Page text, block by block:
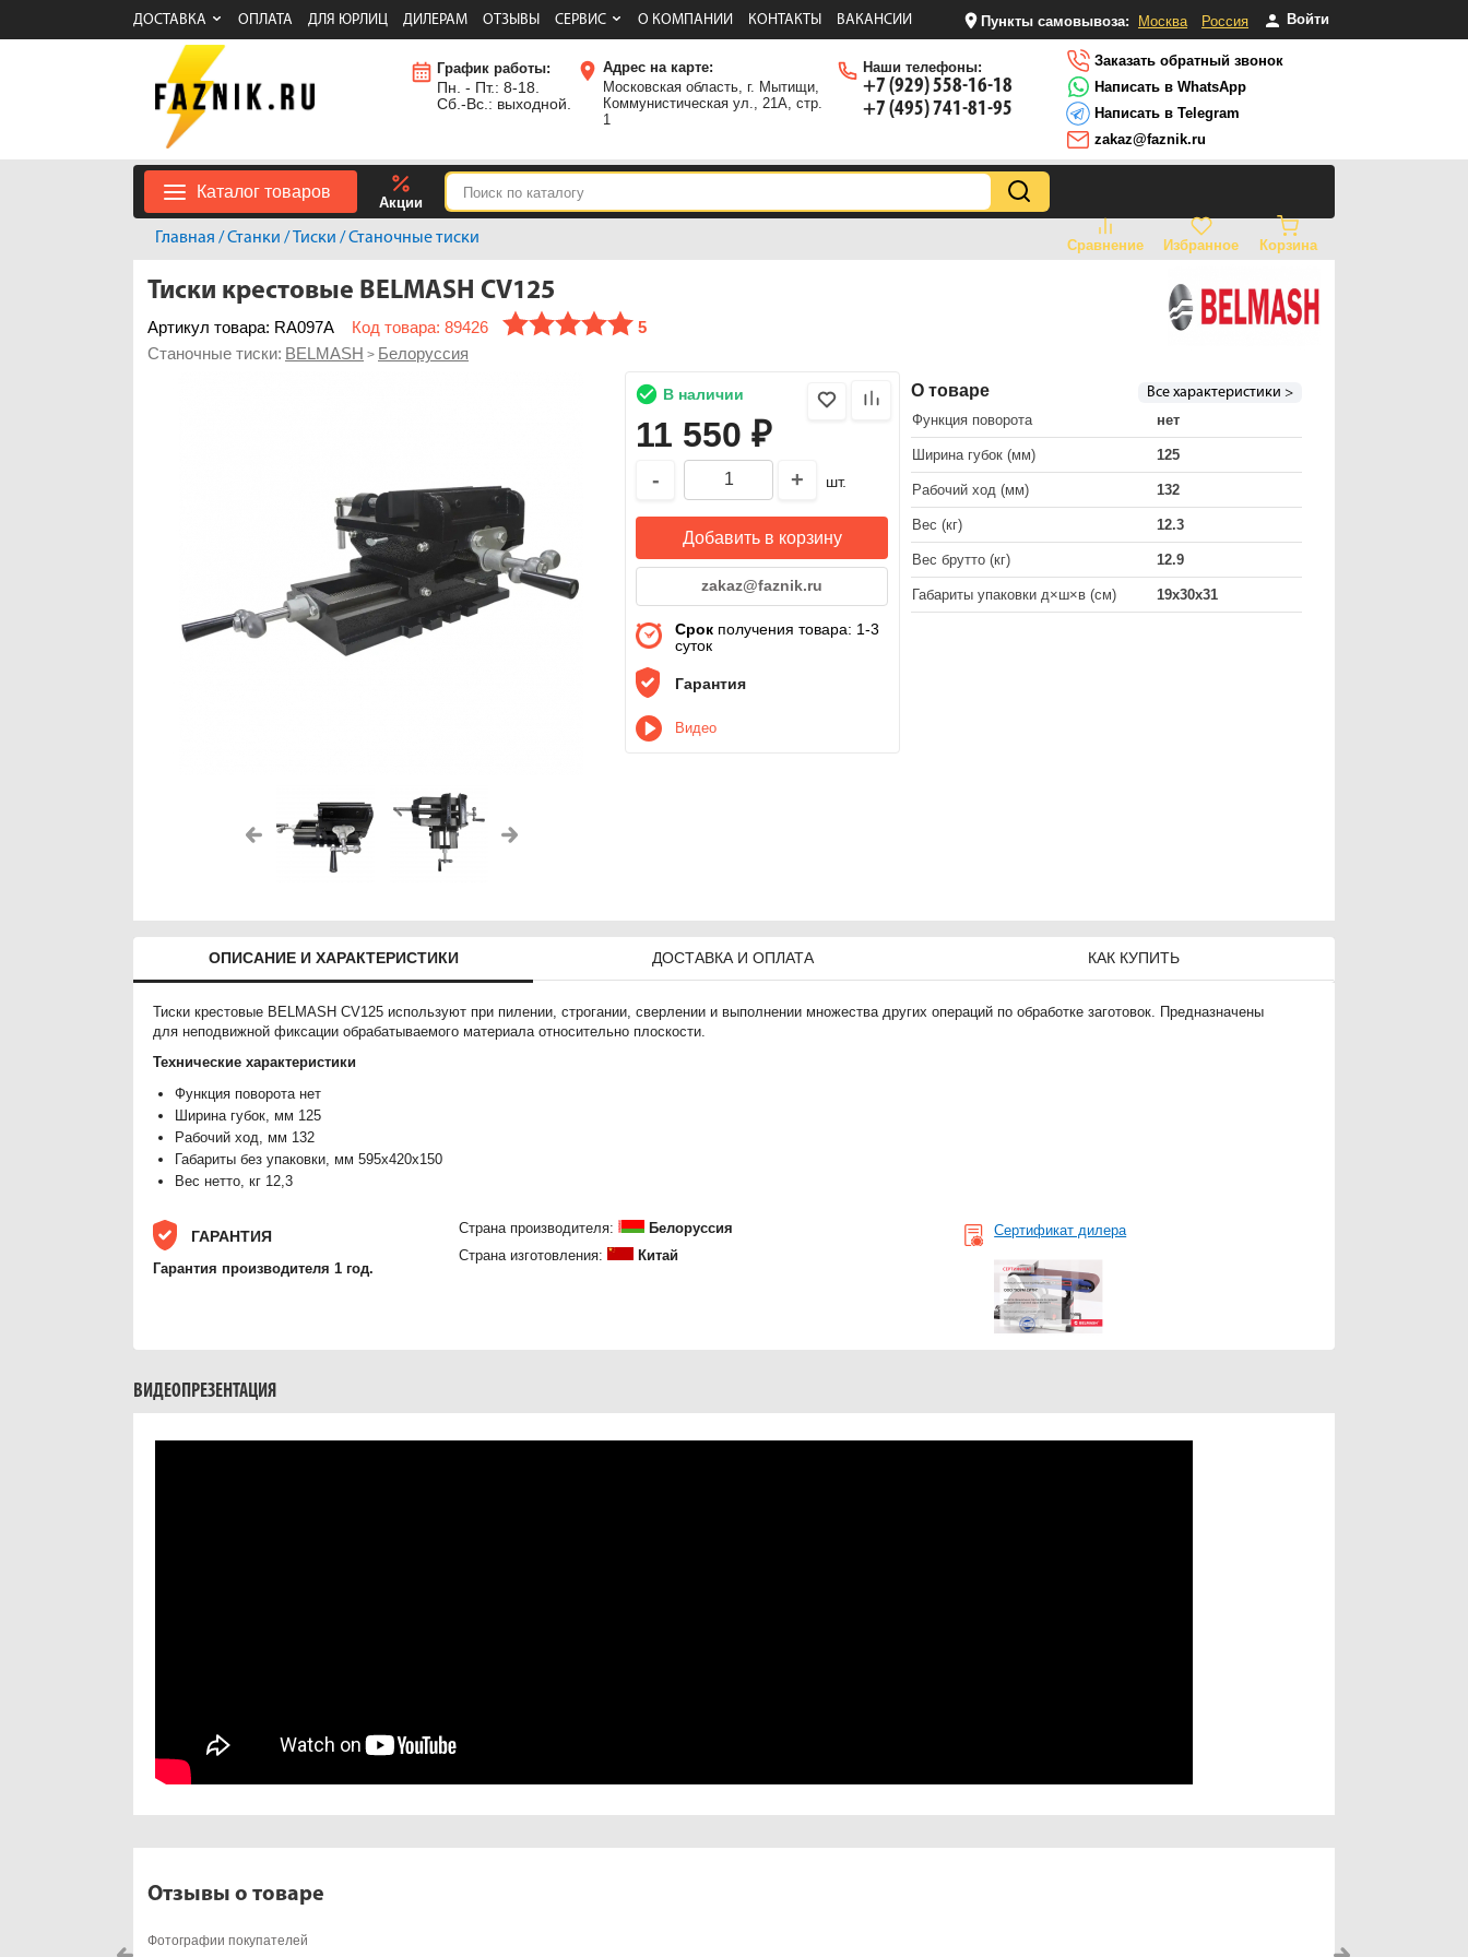
ДОСТАВКА ОПЛАТА ДЛЯ ЮРЛИЦ ДИЛЕРАМ ОТЗЫВЫ СЕРВИС О КОМПАНИИ КОНТАКТЫ ВАКАНСИИ Пункты самовывоза: Москва Россия Войти
График работы:
Пн. - Пт.: 8-18.
Сб.-Вс.: выходной.
Адрес на карте:
Московская область, г. Мытищи,
Коммунистическая ул., 21А, стр.
1
Наши телефоны:
+7 (929) 558-16-18
+7 (495) 741-81-95
Заказать обратный звонок
Написать в WhatsApp
Написать в Telegram
zakaz@faznik.ru
Каталог товаров
Акции
Сравнение Избранное Корзина
Главная /Станки /Тиски /Станочные тиски
Тиски крестовые BELMASH CV125
Артикул товара: RA097A Код товара: 89426
5
Станочные тиски: BELMASH > Белоруссия
В наличии
11 550 ₽
- + шт.
Добавить в корзину
zakaz@faznik.ru
Срок получения товара: 1-3
суток
Гарантия
Видео
О товаре
Все характеристики >
Функция поворота
нет
Ширина губок (мм) 125
Рабочий ход (мм) 132
Вес (кг) 12.3
Вес брутто (кг) 12.9
Габариты упаковки д×ш×в (см) 19х30х31
ОПИСАНИЕ И ХАРАКТЕРИСТИКИ ДОСТАВКА И ОПЛАТА КАК КУПИТЬ
Тиски крестовые BELMASH CV125 используют при пилении, строгании, сверлении и выполнении множества других операций по обработке заготовок. Предназначены
для неподвижной фиксации обрабатываемого материала относительно плоскости.
Технические характеристики
Функция поворота нет
Ширина губок, мм 125
Рабочий ход, мм 132
Габариты без упаковки, мм 595х420х150
Вес нетто, кг 12,3
ГАРАНТИЯ
Гарантия производителя 1 год.
Страна производителя:
Белоруссия
Страна изготовления:
Китай
Сертификат дилера
ВИДЕОПРЕЗЕНТАЦИЯ
Отзывы о товаре
Фотографии покупателей